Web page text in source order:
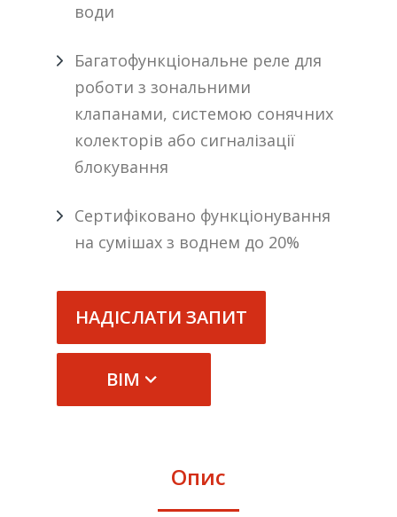
води
Багатофункціональне реле для
роботи з зональними
клапанами, системою сонячних
колекторів або сигналізації
блокування
Сертифіковано функціонування
на сумішах з воднем до 20%
НАДІСЛАТИ ЗАПИТ
BIM
Опис